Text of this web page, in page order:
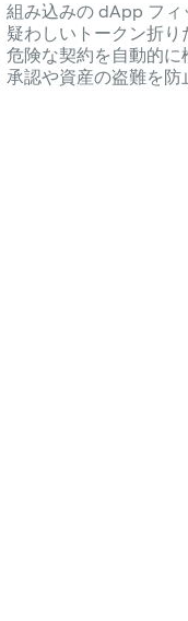
組み込みの dApp フ
疑わしいトークン折
危険な契約を自動的
承認や資産の盗難を防